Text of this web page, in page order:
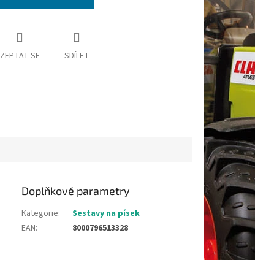
ZEPTAT SE SDÍLET
Doplňkové parametry
Kategorie:
Sestavy na písek
EAN: 8000796513328